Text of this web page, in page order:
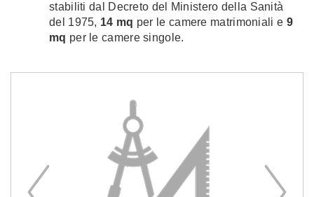
stabiliti dal Decreto del Ministero della Sanità
del 1975, 14 mq per le camere matrimoniali e 9
mq per le camere singole.